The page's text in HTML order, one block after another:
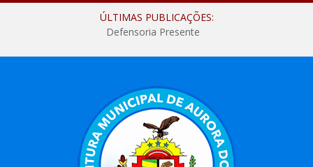
ÚLTIMAS PUBLICAÇÕES:
Defensoria Presente